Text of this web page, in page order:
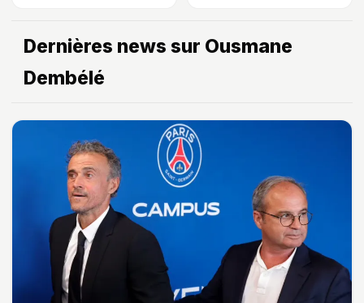
Dernières news sur Ousmane
Dembélé